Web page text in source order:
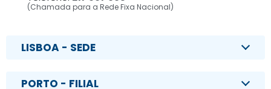
(Chamada para a Rede Fixa Nacional)
LISBOA - SEDE
PORTO - FILIAL